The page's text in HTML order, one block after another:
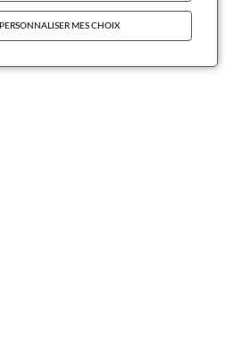
PERSONNALISER MES CHOIX